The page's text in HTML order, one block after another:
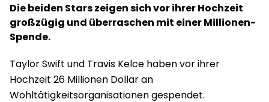
Die beiden Stars zeigen sich vor ihrer Hochzeit
großzügig und überraschen mit einer Millionen-
Spende.
Taylor Swift und Travis Kelce haben vor ihrer
Hochzeit 26 Millionen Dollar an
Wohltätigkeitsorganisationen gespendet.